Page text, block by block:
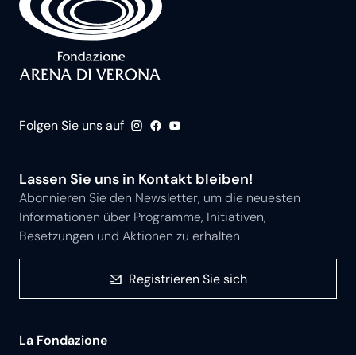
Folgen Sie uns auf
Lassen Sie uns in Kontakt bleiben!
Abonnieren Sie den Newsletter, um die neuesten
Informationen über Programme, Initiativen,
Besetzungen und Aktionen zu erhalten
Registrieren Sie sich
La Fondazione